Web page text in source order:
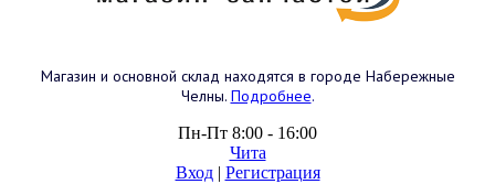
Магазин и основной склад находятся в городе Набережные
Челны. Подробнее.
Пн-Пт 8:00 - 16:00
Чита
Вход| Регистрация